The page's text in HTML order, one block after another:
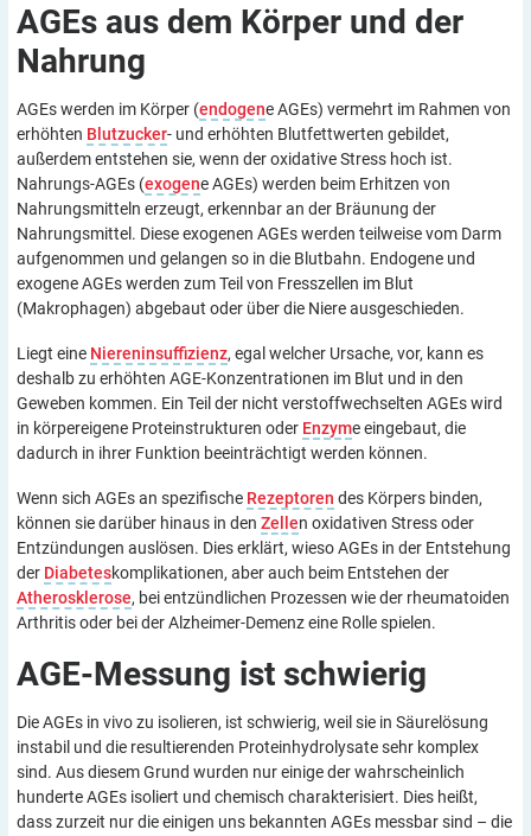
AGEs aus dem Körper und der
Nahrung
AGEs werden im Körper (endogene AGEs) vermehrt im Rahmen von
erhöhten Blutzucker- und erhöhten Blutfettwerten gebildet,
außerdem entstehen sie, wenn der oxidative Stress hoch ist.
Nahrungs-AGEs (exogene AGEs) werden beim Erhitzen von
Nahrungsmitteln erzeugt, erkennbar an der Bräunung der
Nahrungsmittel. Diese exogenen AGEs werden teilweise vom Darm
aufgenommen und gelangen so in die Blutbahn. Endogene und
exogene AGEs werden zum Teil von Fresszellen im Blut
(Makrophagen) abgebaut oder über die Niere ausgeschieden.
Liegt eine Niereninsuffizienz, egal welcher Ursache, vor, kann es
deshalb zu erhöhten AGE-Konzentrationen im Blut und in den
Geweben kommen. Ein Teil der nicht verstoffwechselten AGEs wird
in körpereigene Proteinstrukturen oder Enzyme eingebaut, die
dadurch in ihrer Funktion beeinträchtigt werden können.
Wenn sich AGEs an spezifische Rezeptoren des Körpers binden,
können sie darüber hinaus in den Zellen oxidativen Stress oder
Entzündungen auslösen. Dies erklärt, wieso AGEs in der Entstehung
der Diabeteskomplikationen, aber auch beim Entstehen der
Atherosklerose, bei entzündlichen Prozessen wie der rheumatoiden
Arthritis oder bei der Alzheimer-Demenz eine Rolle spielen.
AGE-Messung ist schwierig
Die AGEs in vivo zu isolieren, ist schwierig, weil sie in Säurelösung
instabil und die resultierenden Proteinhydrolysate sehr komplex
sind. Aus diesem Grund wurden nur einige der wahrscheinlich
hunderte AGEs isoliert und chemisch charakterisiert. Dies heißt,
dass zurzeit nur die einigen uns bekannten AGEs messbar sind – die